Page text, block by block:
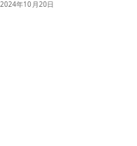
2024年10月20日